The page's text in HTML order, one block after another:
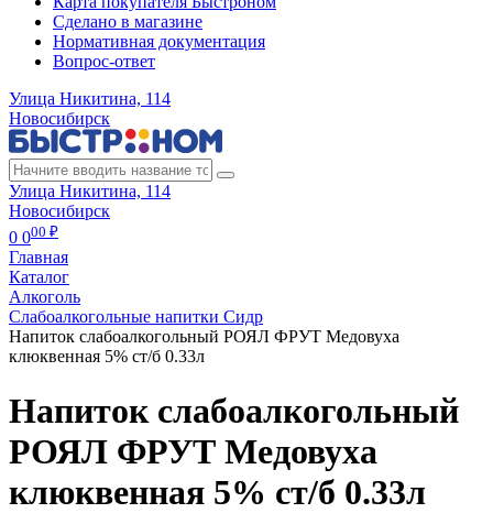
Сделано в магазине
Нормативная документация
Вопрос-ответ
Улица Никитина, 114
Новосибирск
Улица Никитина, 114
Новосибирск
0 000 ₽
Главная
Каталог
Алкоголь
Слабоалкогольные напитки Сидр
Напиток слабоалкогольный РОЯЛ ФРУТ Медовуха
клюквенная 5% ст/б 0.33л
Напиток слабоалкогольный
РОЯЛ ФРУТ Медовуха
клюквенная 5% ст/б 0.33л